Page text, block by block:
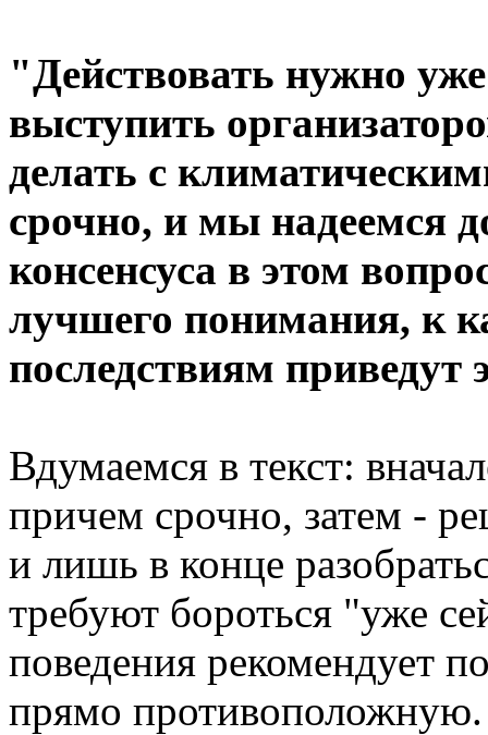
"Действовать нужно
выступить
делать с
срочно, и мы надеемся
консенсуса в этом
лучшего понимания, к
последствиям приведут
Вдумаемся в текст:
причем срочно, затем -
и лишь в конце
требуют бороться "уже
поведения рекомендует
прямо противоположную.